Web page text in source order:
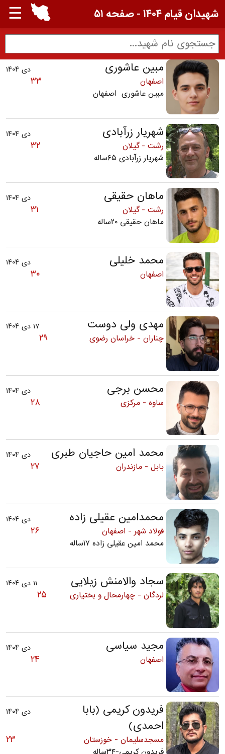
☰ شهیدان قیام ۱۴۰۴ - صفحه ۵۱
دی ۱۴۰۴ مبین عاشوری
۳۳
اصفهان
مبین عاشوری اصفهان
دی ۱۴۰۴ شهریار زرآبادی
۳۲
رشت - گیلان
شهریار زرآبادی ۶۵ساله
دی ۱۴۰۴ ماهان حقیقی
۳۱
رشت - گیلان
ماهان حقیقی ۲۰ساله
دی ۱۴۰۴ محمد خلیلی
۳۰ اصفهان
۱۷ دی ۱۴۰۴ مهدی ولی دوست
۲۹ چناران - خراسان رضوی
دی ۱۴۰۴ محسن برجی
۲۸ ساوه - مرکزی
دی ۱۴۰۴ محمد امین حاجیان طبری
۲۷ بابل - مازندران
دی ۱۴۰۴ محمدامین عقیلی زاده
۲۶
فولاد شهر - اصفهان
محمد امین عقیلی زاده ۱۷ساله
۱۱ دی ۱۴۰۴ سجاد والامنش زیلایی
۲۵ لردگان - چهارمحال و بختیاری
دی ۱۴۰۴ مجید سیاسی
۲۴ اصفهان
دی ۱۴۰۴
فریدون کریمی (بابا
احمدی)
۲۳
مسجدسلیمان - خوزستان